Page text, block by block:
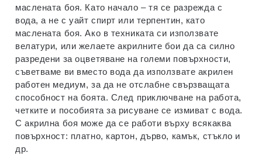
маслената боя. Като начало – тя се разрежда с
вода, а не с уайт спирт или терпентин, като
маслената боя. Ако в техниката си използвате
велатури, или желаете акрилните бои да са силно
разредени за оцветяване на големи повърхности,
съветваме ви вместо вода да използвате акрилен
работен медиум, за да не отслабне свързващата
способност на боята. След приключване на работа,
четките и пособията за рисуване се измиват с вода.
С акрилна боя може да се работи върху всякаква
повърхност: платно, картон, дърво, камък, стъкло и
др.